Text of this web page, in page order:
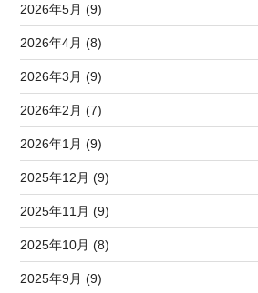
2026年5月 (9)
2026年4月 (8)
2026年3月 (9)
2026年2月 (7)
2026年1月 (9)
2025年12月 (9)
2025年11月 (9)
2025年10月 (8)
2025年9月 (9)